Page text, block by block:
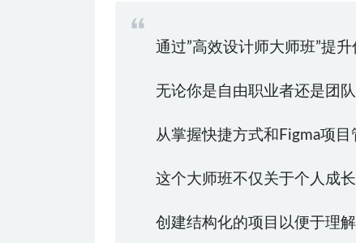
通过”高效设计师大师班”提升
无论你是自由职业者还是团
从掌握快捷方式和Figma项
这个大师班不仅关于个人成
创建结构化的项目以便于理